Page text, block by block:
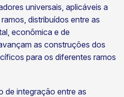
universais, aplicáveis a
distribuídos entre as
econômica e de
as construções dos
para os diferentes ramos
de integração entre as